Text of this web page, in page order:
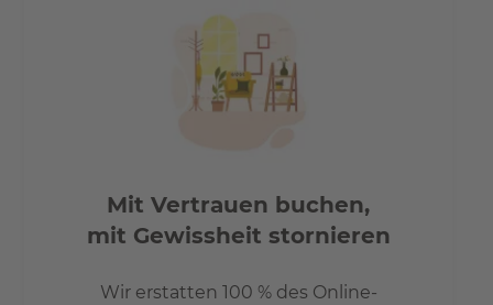
Mit Vertrauen buchen,
mit Gewissheit stornieren
Wir erstatten 100 % des Online-